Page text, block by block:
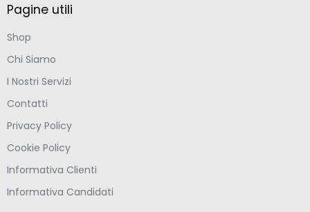
Pagine utili
Shop
Chi Siamo
I Nostri Servizi
Contatti
Privacy Policy
Cookie Policy
Informativa Clienti
Informativa Candidati